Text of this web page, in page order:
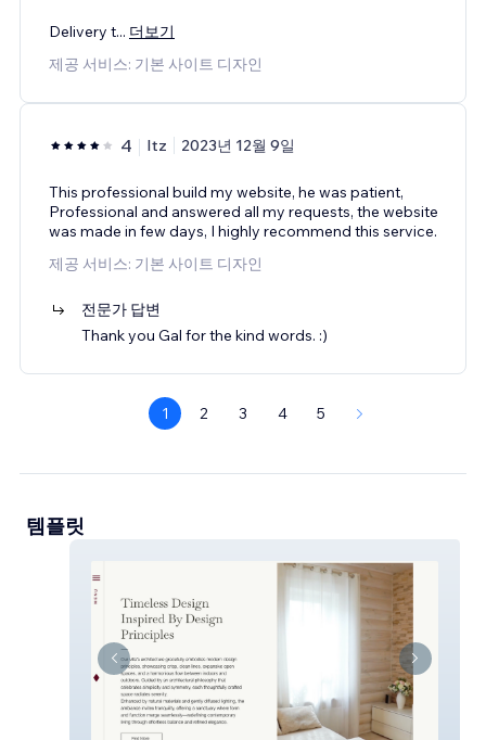
Delivery t... 더보기
제공 서비스: 기본 사이트 디자인
4 Itz 2023년 12월 9일
This professional build my website, he was patient,
Professional and answered all my requests, the website
was made in few days, I highly recommend this service.
제공 서비스: 기본 사이트 디자인
전문가 답변
Thank you Gal for the kind words. :)
1 2 3 4 5
템플릿